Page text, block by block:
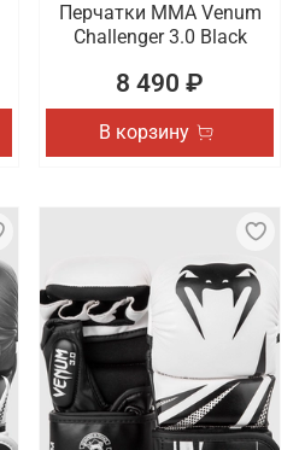
Перчатки ММА Venum
Challenger 3.0 Black
8 490 ₽
В корзину